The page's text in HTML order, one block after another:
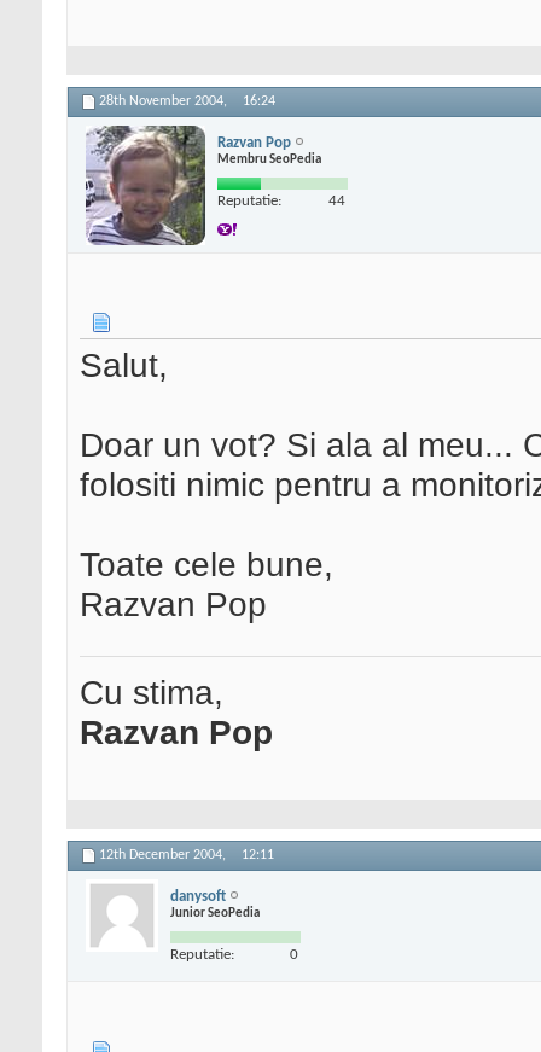
28th November 2004, 16:24
Razvan Pop
Membru SeoPedia
Reputatie: 44
Salut,
Doar un vot? Si ala al meu...
folositi nimic pentru a
Toate cele bune,
Razvan Pop
Cu stima,
Razvan Pop
12th December 2004, 12:11
danysoft
Junior SeoPedia
Reputatie: 0